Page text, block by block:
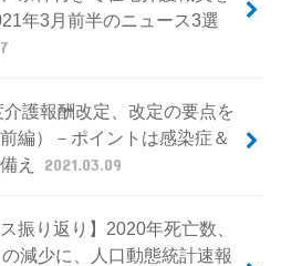
年3月前半のニュース3選
護報酬改定、改定の要点を
編）－ポイントは感染症＆
え
2021.03.09
ス振り返り】2020年死亡数、
減少に、人口動態統計速報